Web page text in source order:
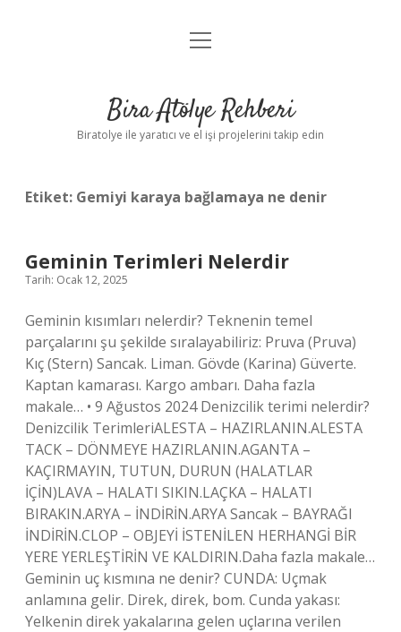
Anasayfa
Yasal Uyarı
menüyü
Bira Atölye Rehberi
Biratolye ile yaratıcı ve el işi projelerini takip edin
Etiket: Gemiyi karaya bağlamaya ne denir
Geminin Terimleri Nelerdir
Tarih: Ocak 12, 2025
Geminin kısımları nelerdir? Teknenin temel
parçalarını şu şekilde sıralayabiliriz: Pruva (Pruva)
Kıç (Stern) Sancak. Liman. Gövde (Karina) Güverte.
Kaptan kamarası. Kargo ambarı. Daha fazla
makale… • 9 Ağustos 2024 Denizcilik terimi nelerdir?
Denizcilik TerimleriALESTA – HAZIRLANIN.ALESTA
TACK – DÖNMEYE HAZIRLANIN.AGANTA –
KAÇIRMAYIN, TUTUN, DURUN (HALATLAR
İÇİN)LAVA – HALATI SIKIN.LAÇKA – HALATI
BIRAKIN.ARYA – İNDİRİN.ARYA Sancak – BAYRAĞI
İNDİRİN.CLOP – OBJEYİ İSTENİLEN HERHANGİ BİR
YERE YERLEŞTİRİN VE KALDIRIN.Daha fazla makale…
Geminin uç kısmına ne denir? CUNDA: Uçmak
anlamına gelir. Direk, direk, bom. Cunda yakası:
Yelkenin direk yakalarına gelen uçlarına verilen